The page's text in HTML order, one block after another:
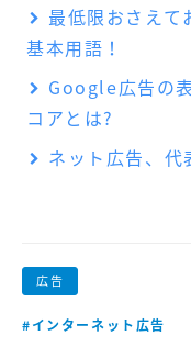
広告
#インターネット広告
最低限おさえて
基本用語！
Google広告の
コアとは?
ネット広告、